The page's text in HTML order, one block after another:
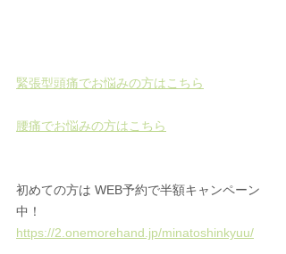
緊張型頭痛でお悩みの方はこちら
腰痛でお悩みの方はこちら
初めての方は WEB予約で半額キャンペーン
中！
https://2.onemorehand.jp/minatoshinkyuu/